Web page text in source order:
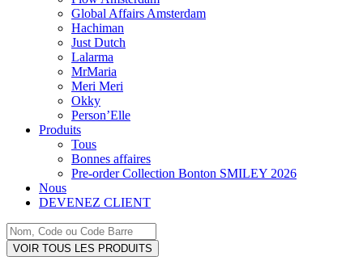
Global Affairs Amsterdam
Hachiman
Just Dutch
Lalarma
MrMaria
Meri Meri
Okky
Person’Elle
Produits
Tous
Bonnes affaires
Pre-order Collection Bonton SMILEY 2026
Nous
DEVENEZ CLIENT
Search
...VOIR TOUS LES PRODUITS